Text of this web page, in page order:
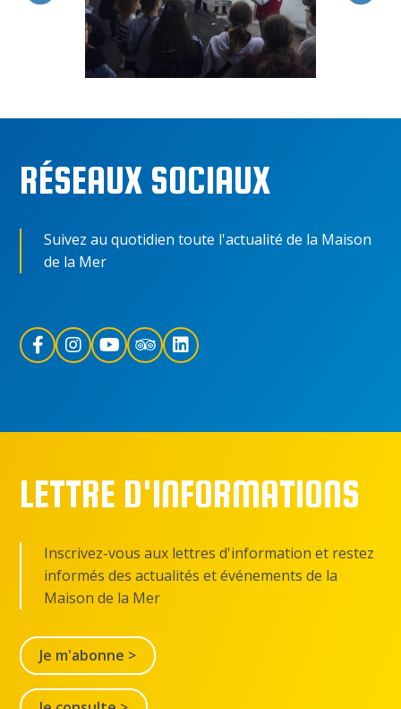
RÉSEAUX SOCIAUX
Suivez au quotidien toute l'actualité de la Maison
de la Mer
LETTRE D'INFORMATIONS
Inscrivez-vous aux lettres d'information et restez
informés des actualités et événements de la
Maison de la Mer
Je m'abonne >